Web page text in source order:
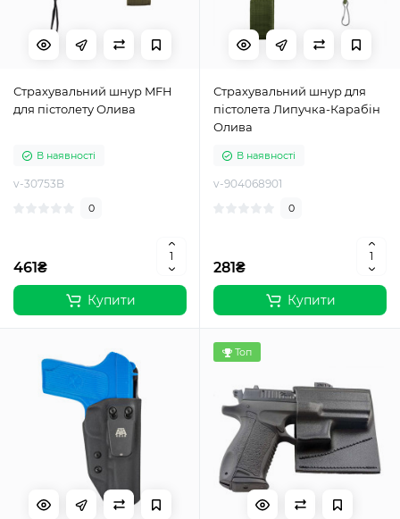
Страхувальний шнур MFH
для пістолету Олива
В наявності
v-30753B
0
461₴
Купити
Страхувальний шнур для
пістолета Липучка-Карабін
Олива
В наявності
v-904068901
0
281₴
Купити
Топ